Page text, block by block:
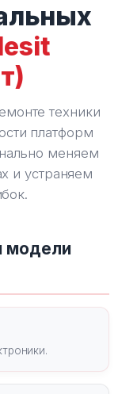
техники
платформ
меняем
и устраняем
модели